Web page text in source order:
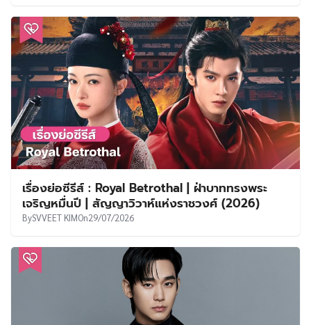
เรื่องย่อซีรีส์ : Royal Betrothal | ฝ่าบาททรงพระ
เจริญหมื่นปี | สัญญาวิวาห์แห่งราชวงศ์ (2026)
BySVVEET KIMOn29/07/2026